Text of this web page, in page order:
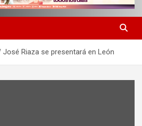
José Riaza se presentará en León